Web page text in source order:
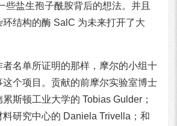
些盐生孢子酰胺背后的想法。并且
结构的酶 SalC 为未来打开了大
者名单所证明的那样，摩尔的小组十
这个项目。贡献的前摩尔实验室博士
斯顿工业大学的 Tobias Gulder；
料研究中心的 Daniela Trivella；和